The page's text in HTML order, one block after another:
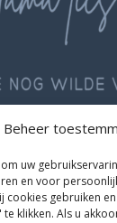
Beheer
uw
en voor
cookies gebruiken
klikken. Als u